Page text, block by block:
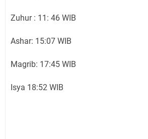
Zuhur : 11: 46 WIB
Ashar: 15:07 WIB
Magrib: 17:45 WIB
Isya 18:52 WIB